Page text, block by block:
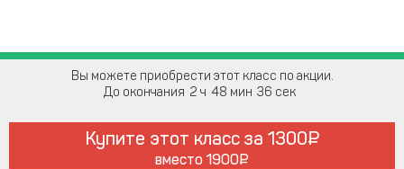
Вы можете приобрести этот класс по акции.
До окончания 2 48 36
Купите этот класс за 1300
вместо 1900